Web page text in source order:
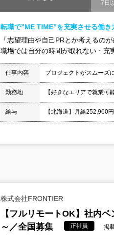
7日
転職で”ME TIME”を充実させる働き
「志望理由や自己PRとか考えるの
職場では自分の時間が取れない・充
仕事内容 プロジェクトがスムーズ
勤務地 【好きなエリアで就業
給与 【北海道】月給252,960
株式会社FRONTIER
【フルリモートOK】社内
～／全国募集
正社員 掲